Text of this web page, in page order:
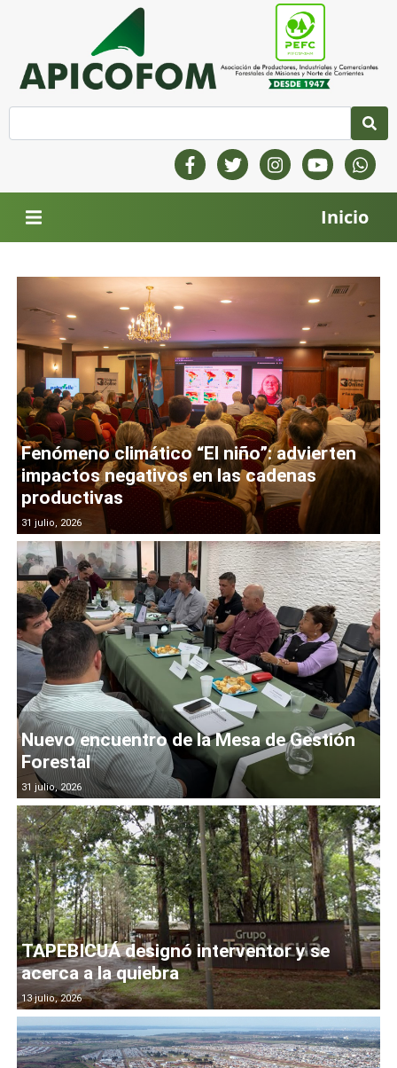
Inicio
Fenómeno climático “El niño”: advierten
impactos negativos en las cadenas
productivas
31 julio, 2026
Nuevo encuentro de la Mesa de Gestión
Forestal
31 julio, 2026
TAPEBICUÁ designó interventor y se
acerca a la quiebra
13 julio, 2026